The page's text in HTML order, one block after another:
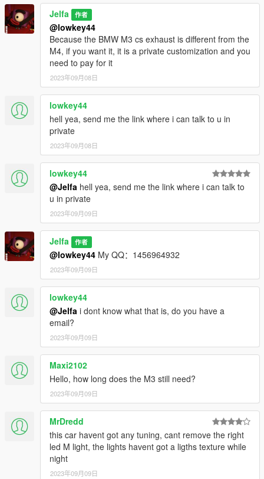
- Hand on the steering wheel accurately
- All doors working
- Support body and Window dirt
- Glass shards
- PAINT 1: Body
- PAINT 2: Interior
-Paintable callipers
（车身/内饰/卡钳支持改色）
-Real vehicle sound
----------------------------------------------------------------
Installation:
----------------------------------------------------------------
1. Copy the bmwm4 folder to
X: \ Grand Theft Auto V \ update \ x64 \ dlcpacks or X: \ Grand
Theft Auto V \ mods \ update \ x64 \ dlcpacks
----------------------------------------------------------------
2:Use OpenIV extract
X:\Grand Theft Auto
V\update\update.rpf\common\data\dlclist.xml
then use notepad open it,add new line
dlcpacks:\Jelfam4g82mp\
Save it and use OpenIV replace it.
----------------------------------------------------------------
You can use Simple Trainer Spawn it by name JelfaM4G82mp
----------------------------------------------------------------
That's all Enjoy it!
Jelfa 作者
@lowkey44
Because the BMW M3 cs exhaust is different from the
M4, if you want it, it is a private customization and you
need to pay for it
2023年09月08日
lowkey44
hell yea, send me the link where i can talk to u in
private
2023年09月08日
lowkey44
@Jelfa hell yea, send me the link where i can talk to
u in private
2023年09月09日
Jelfa 作者
@lowkey44 My QQ：1456964932
2023年09月09日
lowkey44
@Jelfa i dont know what that is, do you have a
email?
2023年09月09日
Maxi2102
Hello, how long does the M3 still need?
2023年09月09日
MrDredd
this car havent got any tuning, cant remove the right
led M light, the lights havent got a ligths texture while
night
2023年09月09日